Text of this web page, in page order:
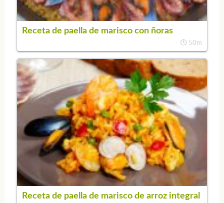
Receta de paella de marisco con ñoras
50m
Receta de paella de marisco de arroz integral